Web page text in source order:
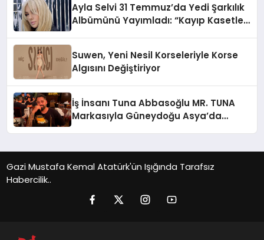
Ayla Selvi 31 Temmuz’da Yedi Şarkılık
Albümünü Yayımladı: “Kayıp Kasetler
Suwen, Yeni Nesil Korseleriyle Korse
Algısını Değiştiriyor
İş İnsanı Tuna Abbasoğlu MR. TUNA
Markasıyla Güneydoğu Asya’da
Gazi Mustafa Kemal Atatürk'ün Işığında Tarafsız
Habercilik..